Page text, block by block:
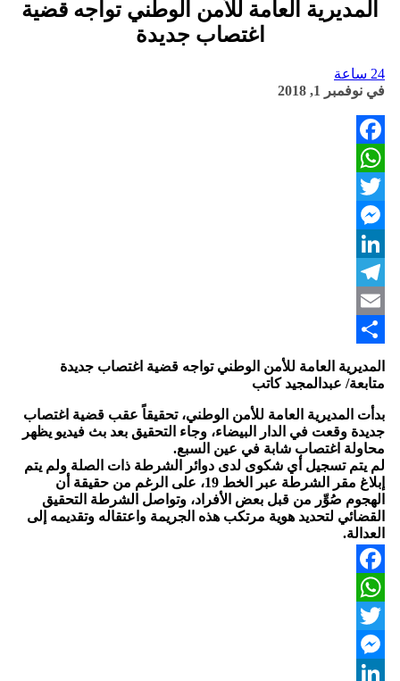
المديرية العامة للأمن الوطني تواجه قضية
اغتصاب جديدة
24 ساعة
في نوفمبر 1, 2018
Facebook
WhatsApp
Twitter
Messenger
LinkedIn
Telegram
Email
Share
المديرية العامة للأمن الوطني تواجه قضية اغتصاب جديدة
متابعة/ عبدالمجيد كاتب
بدأت المديرية العامة للأمن الوطني، تحقيقاً عقب قضية اغتصاب
جديدة وقعت في الدار البيضاء، وجاء التحقيق بعد بث فيديو يظهر
محاولة اغتصاب شابة في عين السبع.
لم يتم تسجيل أي شكوى لدى دوائر الشرطة ذات الصلة ولم يتم
إبلاغ مقر الشرطة عبر الخط 19، على الرغم من حقيقة أن
الهجوم صُوِّر من قبل بعض الأفراد، وتواصل الشرطة التحقيق
القضائي لتحديد هوية مرتكب هذه الجريمة واعتقاله وتقديمه إلى
العدالة.
Facebook
WhatsApp
Twitter
Messenger